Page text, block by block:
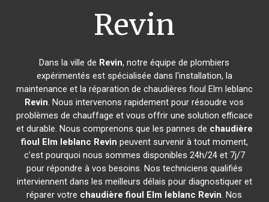
Revin
Dans la ville de Revin, notre équipe de plombiers
expérimentés est spécialisée dans l'installation, la
maintenance et la réparation de chaudières fioul Elm leblanc
Revin. Nous intervenons rapidement pour résoudre vos
problèmes de chauffage et vous offrir une solution efficace
et durable. Nous comprenons que les pannes de chaudière
fioul Elm leblanc Revin peuvent survenir à tout moment,
c'est pourquoi nous sommes disponibles 24h/24 et 7j/7
pour répondre à vos besoins. Nos techniciens qualifiés
interviennent dans les meilleurs délais pour diagnostiquer et
réparer votre chaudière fioul Elm leblanc Revin. Nos